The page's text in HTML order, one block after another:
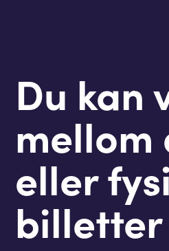
Du kan
eller
billetter